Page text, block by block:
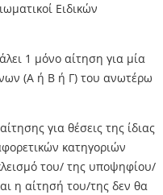
Ειδικών
1 μόνο αίτηση για μία
(Α ή Β ή Γ) του ανωτέρω
για θέσεις της ίδιας
κατηγοριών
του/ της υποψηφίου/
η αίτησή του/της δεν θα